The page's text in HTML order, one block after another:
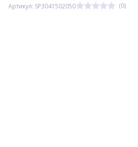
Артикул: SP3041502050 (0)